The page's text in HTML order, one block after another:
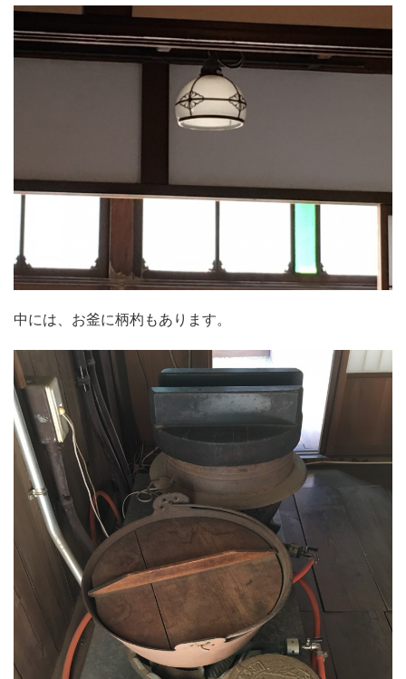
中には、お釜に柄杓もあります。